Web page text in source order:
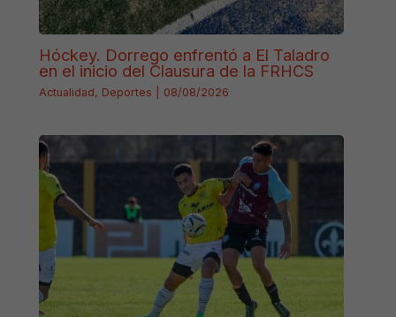
Hóckey. Dorrego enfrentó a El Taladro
en el inicio del Clausura de la FRHCS
Actualidad, Deportes 08/08/2026